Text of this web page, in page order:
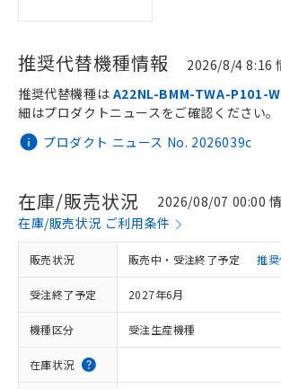
推奨代替機種情報 2026/8/4 8:16
プロダクト ニュース No. 2026039c
推奨代替機種は A22NL-BMM-TWA-P101-
細はプロダクトニュースをご確認ください。
在庫/販売状況
2026/08/07 00:00
在庫/販売状況 ご利用条件
販売状況 販売中・受注終了予定 推
受注終了予定 2027年6月
機種区分 受注生産機種
在庫状況